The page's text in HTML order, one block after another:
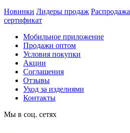
Новинки Лидеры продаж Распродажа
сертификат
Мобильное приложение
Продажи оптом
Условия покупки
Акции
Соглашения
Отзывы
Уход за изделиями
Контакты
Мы в соц. сетях